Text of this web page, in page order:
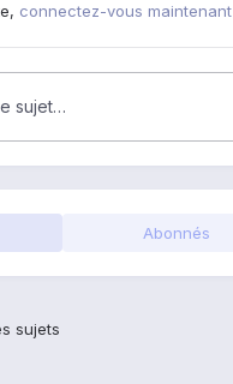
connectez-vous maintenant
sujet…
Abonnés
sujets